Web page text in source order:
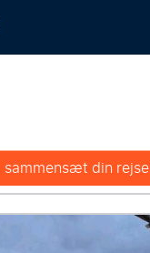
sammensæt din rejse